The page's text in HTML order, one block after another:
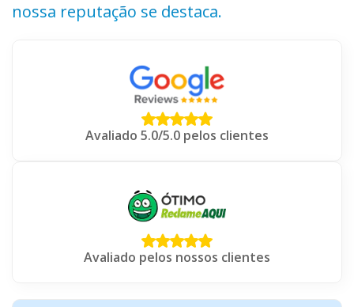
nossa reputação se destaca.
Avaliado 5.0/5.0 pelos clientes
Avaliado pelos nossos clientes